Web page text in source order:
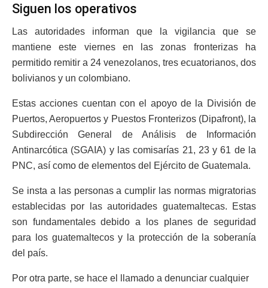
Siguen los operativos
Las autoridades informan que la vigilancia que se
mantiene este viernes en las zonas fronterizas ha
permitido remitir a 24 venezolanos, tres ecuatorianos, dos
bolivianos y un colombiano.
Estas acciones cuentan con el apoyo de la División de
Puertos, Aeropuertos y Puestos Fronterizos (Dipafront), la
Subdirección General de Análisis de Información
Antinarcótica (SGAIA) y las comisarías 21, 23 y 61 de la
PNC, así como de elementos del Ejército de Guatemala.
Se insta a las personas a cumplir las normas migratorias
establecidas por las autoridades guatemaltecas. Estas
son fundamentales debido a los planes de seguridad
para los guatemaltecos y la protección de la soberanía
del país.
Por otra parte, se hace el llamado a denunciar cualquier